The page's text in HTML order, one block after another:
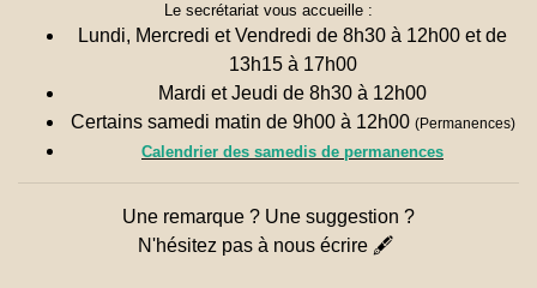
Le secrétariat vous accueille :
Lundi, Mercredi et Vendredi de 8h30 à 12h00 et de
13h15 à 17h00
Mardi et Jeudi de 8h30 à 12h00
Certains samedi matin de 9h00 à 12h00 (Permanences)
Calendrier des samedis de permanences
Une remarque ? Une suggestion ?
N'hésitez pas à nous écrire 🖋